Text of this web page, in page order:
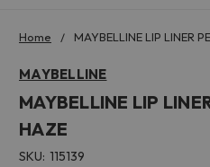
Home MAYBELLINE LIP LINER
MAYBELLINE
MAYBELLINE LIP
HAZE
SKU: 115139